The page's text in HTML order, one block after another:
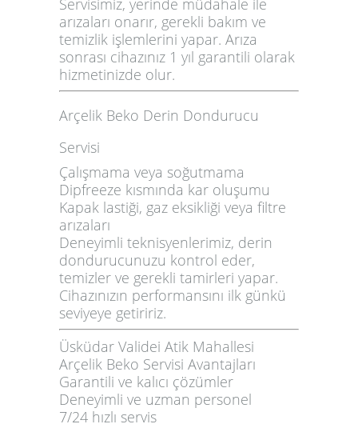
Servisimiz, yerinde müdahale ile
arızaları onarır, gerekli bakım ve
temizlik işlemlerini yapar. Arıza
sonrası cihazınız 1 yıl garantili olarak
hizmetinizde olur.
Arçelik Beko Derin Dondurucu
Servisi
Çalışmama veya soğutmama
Dipfreeze kısmında kar oluşumu
Kapak lastiği, gaz eksikliği veya filtre
arızaları
Deneyimli teknisyenlerimiz, derin
dondurucunuzu kontrol eder,
temizler ve gerekli tamirleri yapar.
Cihazınızın performansını ilk günkü
seviyeye getiririz.
Üsküdar Validei Atik Mahallesi
Arçelik Beko Servisi Avantajları
Garantili ve kalıcı çözümler
Deneyimli ve uzman personel
7/24 hızlı servis